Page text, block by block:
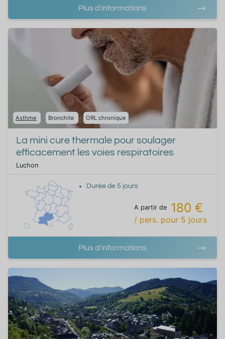
Plus d'informations
Asthme Bronchite ORL chronique
La mini cure thermale pour soulager
efficacement les voies respiratoires
Luchon
Durée de 5 jours
A partir de 180 €
/ pers. pour 5 jours
Plus d'informations